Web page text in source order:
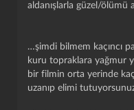
aldanışlarla güzel/ölümü
…şimdi bilmem kaçıncı
kuru topraklara yağmur
bir filmin orta yerinde
uzanıp elimi